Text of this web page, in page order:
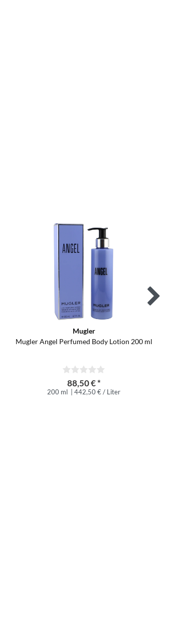
Mugler
Mugler Angel Perfumed Body Lotion 200 ml
88,50 € *
200 ml | 442,50 € / Liter